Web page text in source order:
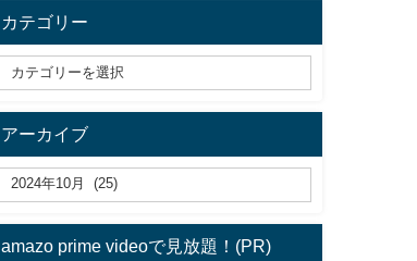
カテゴリー
アーカイブ
amazo prime videoで見放題！(PR)